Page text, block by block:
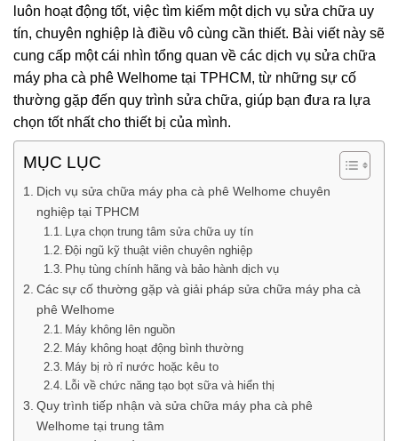
luôn hoạt động tốt, việc tìm kiếm một dịch vụ sửa chữa uy
tín, chuyên nghiệp là điều vô cùng cần thiết. Bài viết này sẽ
cung cấp một cái nhìn tổng quan về các dịch vụ sửa chữa
máy pha cà phê Welhome tại TPHCM, từ những sự cố
thường gặp đến quy trình sửa chữa, giúp bạn đưa ra lựa
chọn tốt nhất cho thiết bị của mình.
MỤC LỤC
Dịch vụ sửa chữa máy pha cà phê Welhome chuyên
nghiệp tại TPHCM
Lựa chọn trung tâm sửa chữa uy tín
Đội ngũ kỹ thuật viên chuyên nghiệp
Phụ tùng chính hãng và bảo hành dịch vụ
Các sự cố thường gặp và giải pháp sửa chữa máy pha cà
phê Welhome
Máy không lên nguồn
Máy không hoạt động bình thường
Máy bị rò rỉ nước hoặc kêu to
Lỗi về chức năng tạo bọt sữa và hiển thị
Quy trình tiếp nhận và sửa chữa máy pha cà phê
Welhome tại trung tâm